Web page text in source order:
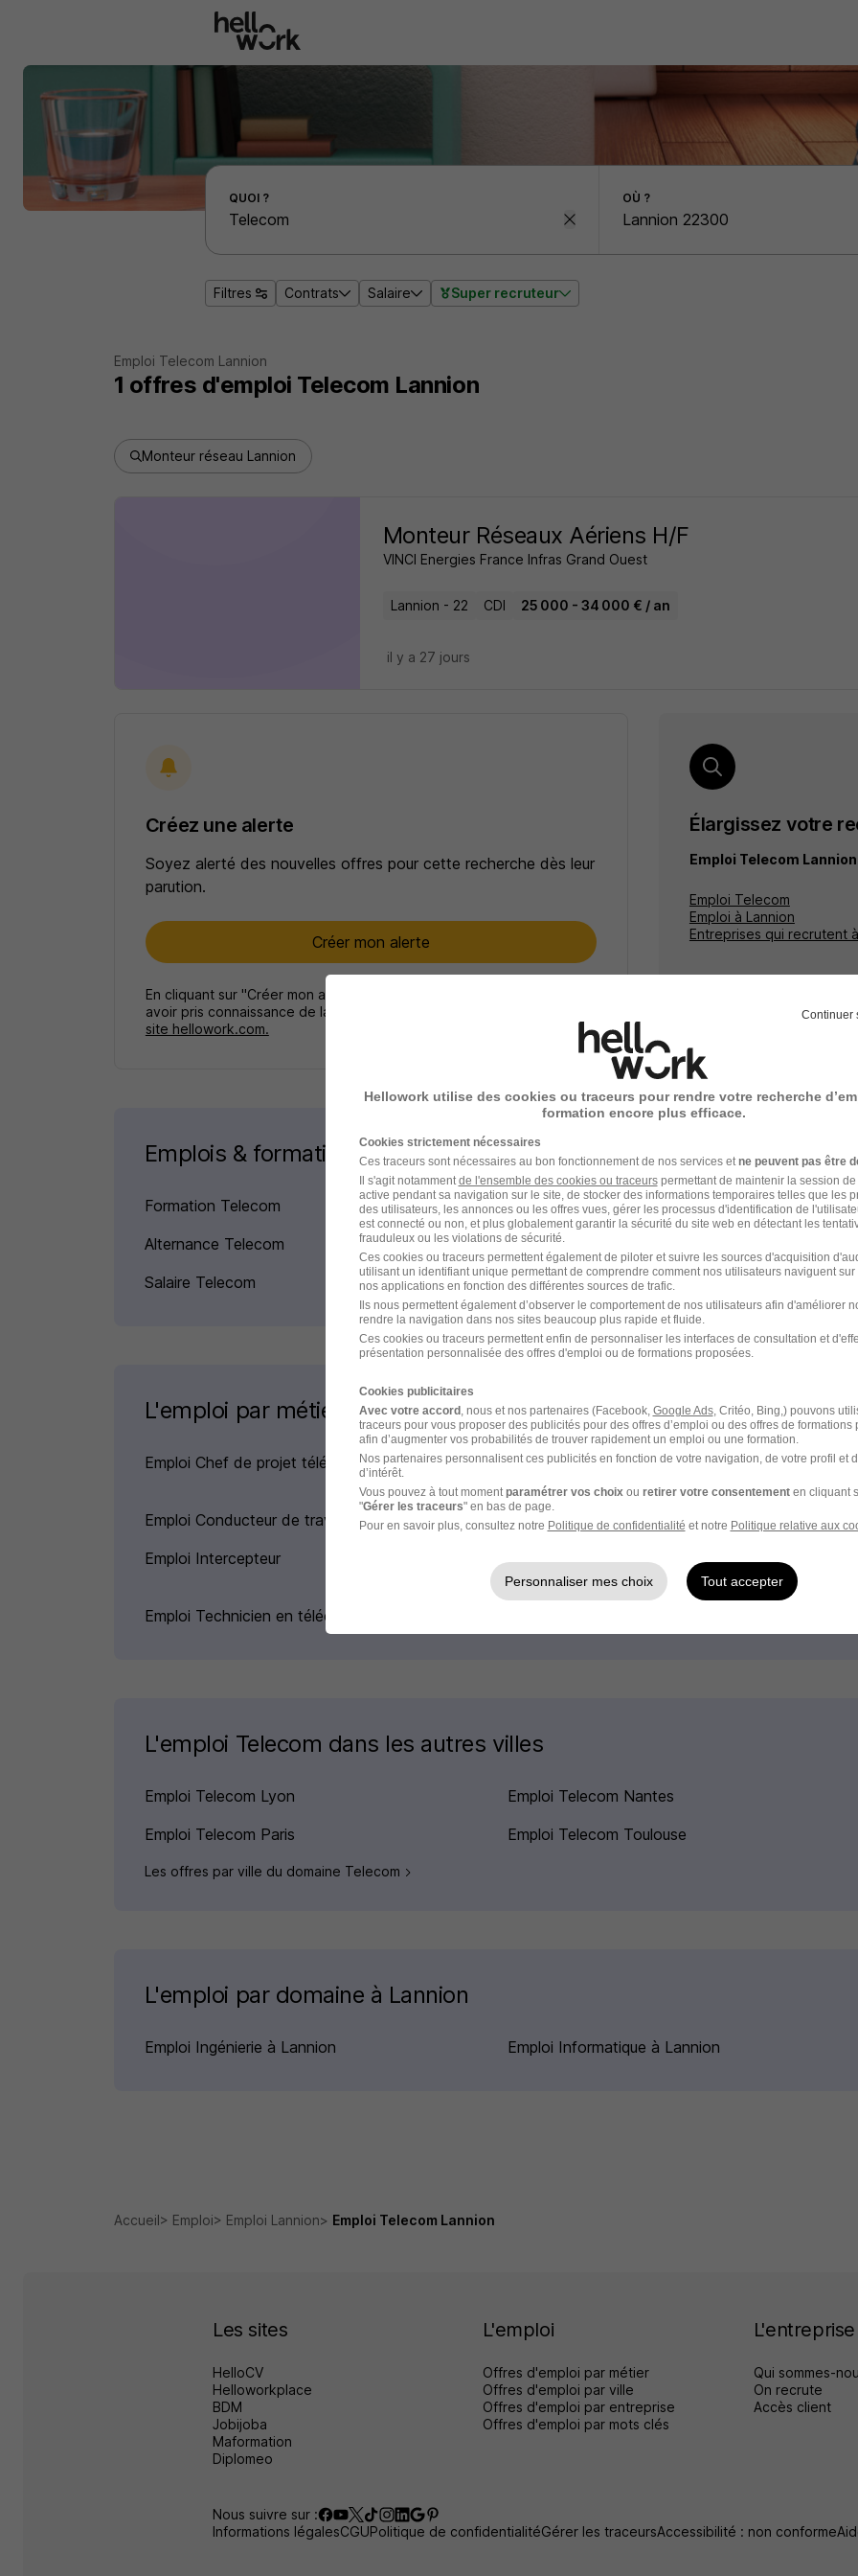
Effectuer une recherche d'emploi par localité
QUOI ? OÙ ?
Filtres Contrats Salaire Super recruteur
Emploi Telecom Lannion
1 offres d'emploi Telecom Lannion
Monteur réseau Lannion
Monteur Réseaux Aériens H/F
VINCI Energies France Infras Grand Ouest
Lannion - 22 CDI 25 000 - 34 000 € / an
il y a 27 jours
Créez une alerte
Soyez alerté des nouvelles offres pour cette recherche dès leur
parution.
Créer mon alerte
En cliquant sur "Créer mon alerte", vous acceptez les
avoir pris connaissance de la
site hellowork.com.
Élargissez votre
Emploi Telecom Lannion
Emploi Telecom
Emploi à Lannion
Entreprises qui recrutent
Emplois & formations
Formation Telecom Emploi Telecom
Alternance Telecom
Stage Telecom
Salaire Telecom
Métiers Telecom
L'emploi par métier
Emploi Chef de projet télécom
Emploi Conducteur de travaux fibre
optique
Emploi Conducteur de travaux GSM Emploi Ingénieur de fibre optique
Emploi Intercepteur
Emploi Monteur câbleur en
électronique
Emploi Technicien en télécom
L'emploi Telecom dans les autres villes
Emploi Telecom Lyon Emploi Telecom Nantes
Emploi Telecom Paris
Emploi Telecom Toulouse
Les offres par ville du domaine Telecom
L'emploi par domaine à Lannion
Emploi Ingénierie à Lannion Emploi Informatique à Lannion
Accueil Emploi Emploi Lannion Emploi Telecom Lannion
Les sites
HelloCV
Helloworkplace
BDM
Jobijoba
Maformation
Diplomeo
L'emploi
Offres d'emploi par métier
Offres d'emploi par ville
Offres d'emploi par entreprise
Offres d'emploi par mots clés
L'entreprise
Qui sommes-
On recrute
Accès client
Nous suivre sur :
Informations légalesCGUPolitique de confidentialitéGérer les traceursAccessibilité : non conforme
Continuer
Hellowork utilise des cookies ou traceurs pour rendre votre recherche
formation encore plus efficace.
Cookies strictement nécessaires
Ces traceurs sont nécessaires au bon fonctionnement de nos services etne peuvent pas être
Il s'agit notammentde l'ensemble des cookies ou traceurspermettant de maintenir la session
active pendant sa navigation sur le site, de stocker des informations temporaires telles que les
des utilisateurs, les annonces ou les offres vues, gérer les processus d'identification de
est connecté ou non, et plus globalement garantir la sécurité du site web en détectant les
frauduleux ou les violations de sécurité.
Ces cookies ou traceurs permettent également de piloter et suivre les sources d'acquisition
utilisant un identifiant unique permettant de comprendre comment nos utilisateurs naviguent sur
nos applications en fonction des différentes sources de trafic.
Ils nous permettent également d’observer le comportement de nos utilisateurs afin d'améliorer
rendre la navigation dans nos sites beaucoup plus rapide et fluide.
Ces cookies ou traceurs permettent enfin de personnaliser les interfaces de consultation et
présentation personnalisée des offres d'emploi ou de formations proposées.
Cookies publicitaires
Avec votre accord , nous et nos partenaires (Facebook, Google Ads, Critéo, Bing,) pouvons
traceurs pour vous proposer des publicités pour des offres d’emploi ou des offres de formations
afin d’augmenter vos probabilités de trouver rapidement un emploi ou une formation.
Nos partenaires personnalisent ces publicités en fonction de votre navigation, de votre profil et
d’intérêt.
Vous pouvez à tout momentparamétrer vos choixou retirer votre consentementen cliquant
"Gérer les traceurs" en bas de page.
Pour en savoir plus, consultez notre Politique de confidentialité et notre Politique relative aux
Personnaliser mes choix Tout accepter